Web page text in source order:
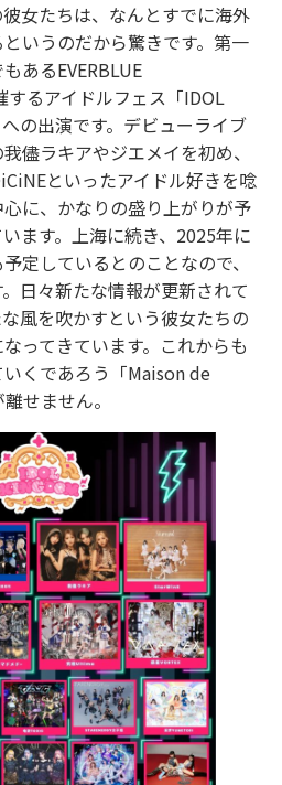
⼥たちは、なんとすでに海外
いうのだから驚きです。第⼀
あるEVERBLUE
するアイドルフェス「IDOL
の出演です。デビューライブ
儘ラキアやジエメイを初め、
といったアイドル好きを唸
に、かなりの盛り上がりが予
ます。上海に続き、2025年に
定しているとのことなので、
⽇々新たな情報が更新されて
⾵を吹かすという彼⼥たちの
ってきています。これからも
くであろう「Maison de
せません。